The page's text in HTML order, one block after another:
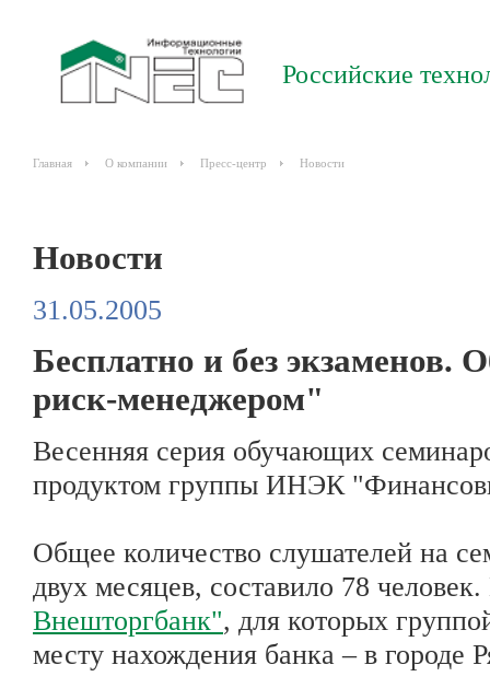
Российские
Главная О компании Пресс-центр Новости
Новости
31.05.2005
Бесплатно и без экзаменов.
риск-менеджером"
Весенняя серия обучающих
продуктом группы ИНЭК
Общее количество слушателей на
двух месяцев, составило 78
Внешторгбанк", для которых
месту нахождения банка – в городе